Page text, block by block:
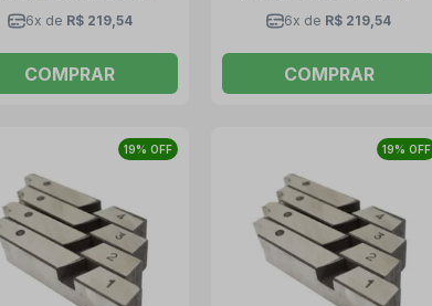
6x de R$ 219,54
COMPRAR
6x de R$ 219,54
COMPRAR
19% OFF 19% OFF